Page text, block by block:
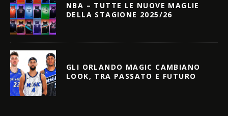
NBA – TUTTE LE NUOVE MAGLIE
DELLA STAGIONE 2025/26
GLI ORLANDO MAGIC CAMBIANO
LOOK, TRA PASSATO E FUTURO